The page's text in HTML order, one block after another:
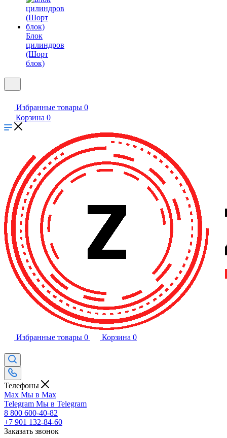
Блок
цилиндров
(Шорт
блок)
Избранные товары 0
Корзина 0
Избранные товары 0 Корзина 0
Телефоны
Max Мы в Max
Telegram Мы в Telegram
8 800 600-40-82
+7 901 132-84-60
Заказать звонок